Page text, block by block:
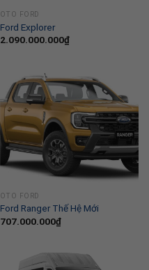
OTO FORD
Ford Explorer
2.090.000.000₫
OTO FORD
Ford Ranger Thế Hệ Mới
707.000.000₫